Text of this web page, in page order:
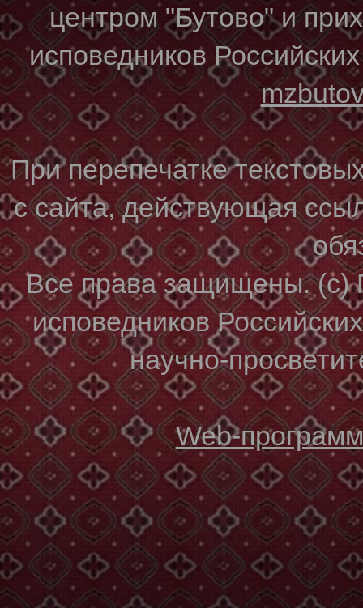
центром "Бутово" и
исповедников
При перепечатке
с сайта, действующая
Все права защищены. (с)
исповедников
научно-
Web-